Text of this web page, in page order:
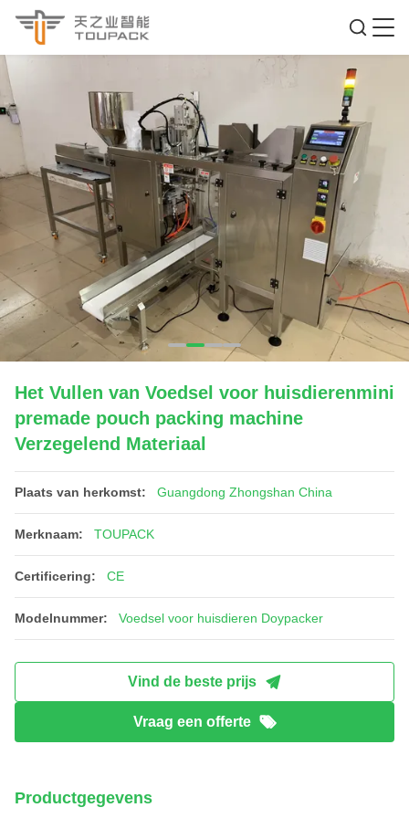
Het Vullen van Voedsel voor huisdierenmini
premade pouch packing machine
Verzegelend Materiaal
Plaats van herkomst: Guangdong Zhongshan China
Merknaam: TOUPACK
Certificering: CE
Modelnummer: Voedsel voor huisdieren Doypacker
Vind de beste prijs
Vraag een offerte
Productgegevens